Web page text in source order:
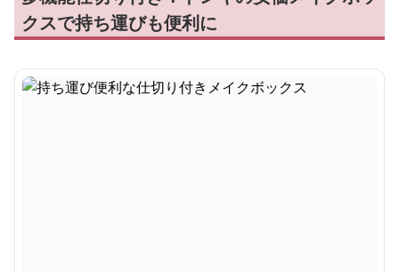
クスで持ち運びも便利に